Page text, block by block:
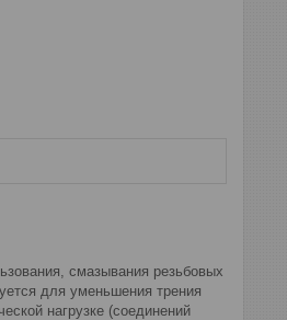
смазывания резьбовых
для уменьшения трения
нагрузке (соединений